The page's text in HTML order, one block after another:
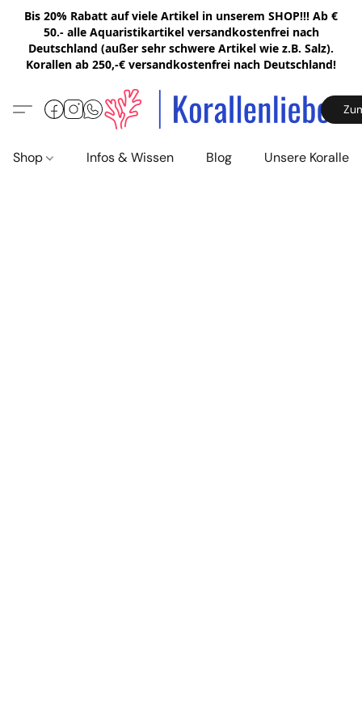
Bis 20% Rabatt auf viele Artikel in unserem SHOP!!! Ab €
50.- alle Aquaristikartikel versandkostenfrei nach
Deutschland (außer sehr schwere Artikel wie z.B. Salz).
Korallen ab 250,-€ versandkostenfrei nach Deutschland!
Shop Infos & Wissen Blog Unsere Korallen